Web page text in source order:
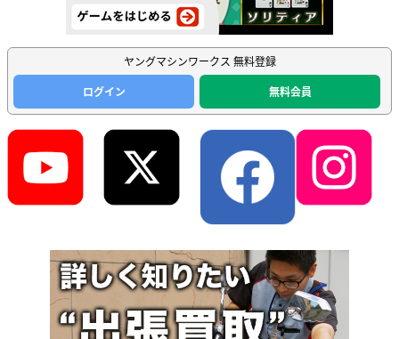
ヤングマシンワークス 無料登録
ログイン
無料会員